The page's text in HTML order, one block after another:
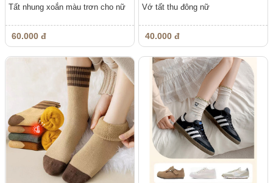
Tất nhung xoắn màu trơn cho nữ
60.000 đ
Vớ tất thu đông nữ
40.000 đ